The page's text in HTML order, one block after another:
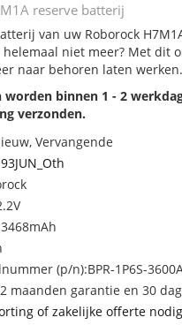
reserve batterij
van uw Roborock
helemaal niet meer? Met dit
naar behoren laten werken.
binnen 1 - 2
verzonden.
Vervangende
(p/n):BPR-1P6S-
maanden garantie en 30
of zakelijke offerte